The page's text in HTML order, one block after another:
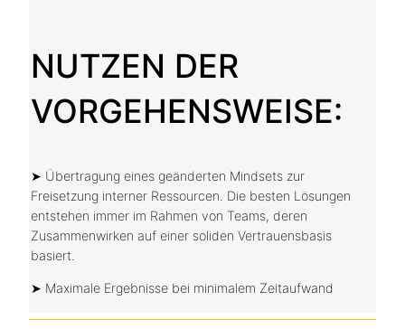
NUTZEN DER
VORGEHENSWEISE:
➤ Übertragung eines geänderten Mindsets zur
Freisetzung interner Ressourcen. Die besten Lösungen
entstehen immer im Rahmen von Teams, deren
Zusammenwirken auf einer soliden Vertrauensbasis
basiert.
➤ Maximale Ergebnisse bei minimalem Zeitaufwand